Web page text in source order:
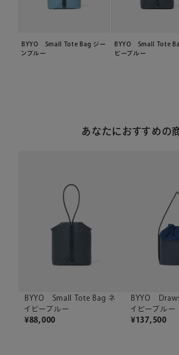
BYYO Small Tote Bag ジー
ンブルー
BYYO Small Tote
ビーブルー
あなたにおすすめの
BYYO Small Tote Bag ネ
イビーブルー
¥88,000
BYYO
イビーブルー
¥137,500